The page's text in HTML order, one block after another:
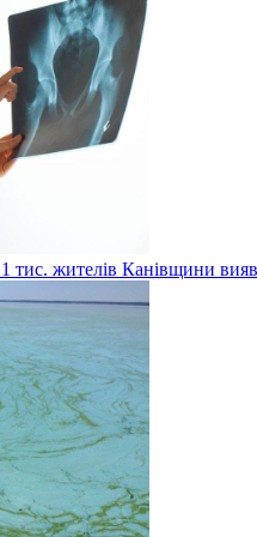
тис. жителів Канівщини